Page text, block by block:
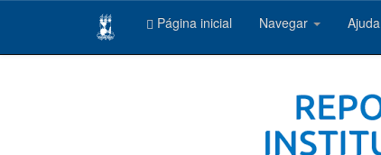
Página inicial Navegar Ajuda